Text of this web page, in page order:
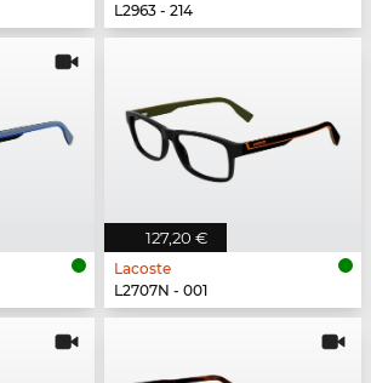
L2963 - 214
127,20 €
Lacoste
L2707N - 001